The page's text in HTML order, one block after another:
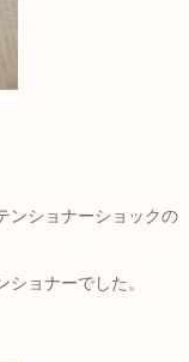
ンショナーショックの
ョナーでした。